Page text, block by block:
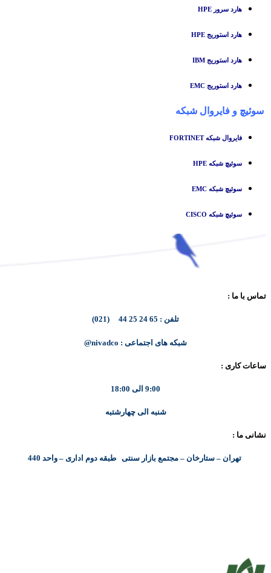
هارد سرور HPE
هارد استوریج HPE
هارد استوریج IBM
هارد استوریج EMC
سوئیچ و فایروال شبکه
فایروال شبکه FORTINET
سوئیچ شبکه HPE
سوئیچ شبکه EMC
سوئیچ شبکه CISCO
تماس با ما :
تلفن : 65 24 25 44 (021)
شبکه های اجتماعی : nivadco@
ساعات کاری :
9:00 الی 18:00
شنبه الی چهارشتبه
نشانی ما :
تهران – ستارخان – مجتمع بازار سنتی طبقه دوم اداری – واحد 440